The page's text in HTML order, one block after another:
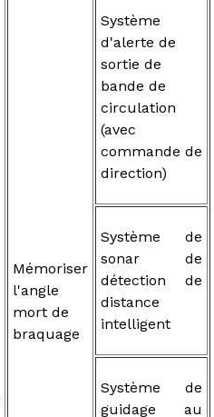
Mémoriser
l'angle
mort de
braquage
Système
d'alerte de
sortie de
bande de
circulation
(avec
commande de
direction)
Système de
sonar de
détection de
distance
intelligent
Système de
guidage au